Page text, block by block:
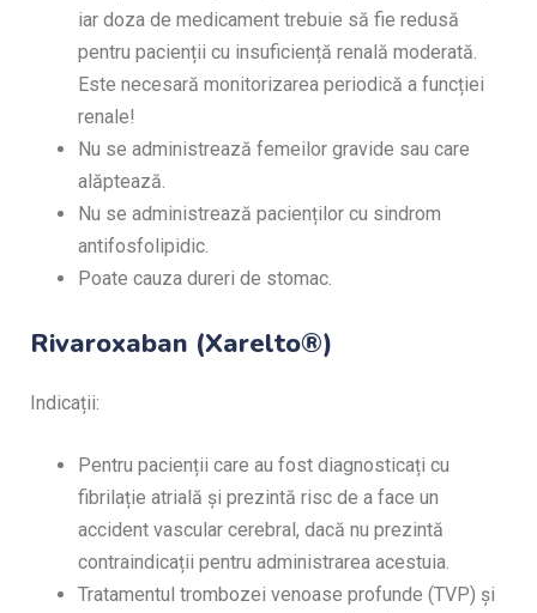
iar doza de medicament trebuie să fie redusă
pentru pacienții cu insuficiență renală moderată.
Este necesară monitorizarea periodică a funcției
renale!
Nu se administrează femeilor gravide sau care
alăptează.
Nu se administrează pacienților cu sindrom
antifosfolipidic.
Poate cauza dureri de stomac.
Rivaroxaban (Xarelto®)
Indicații:
Pentru pacienții care au fost diagnosticați cu
fibrilație atrială și prezintă risc de a face un
accident vascular cerebral, dacă nu prezintă
contraindicații pentru administrarea acestuia.
Tratamentul trombozei venoase profunde (TVP) și